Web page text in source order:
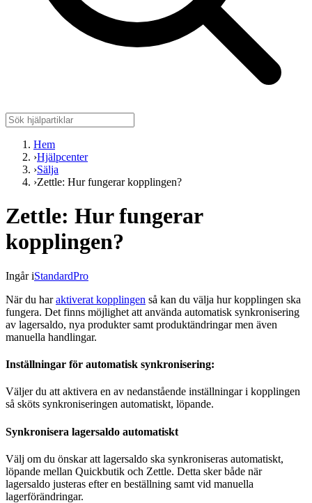
Hem
›Hjälpcenter
›Sälja
›Zettle: Hur fungerar kopplingen?
Zettle: Hur fungerar
kopplingen?
Ingår iStandardPro
När du haraktiverat kopplingen så kan du välja hur kopplingen ska
fungera. Det finns möjlighet att använda automatisk synkronisering
av lagersaldo, nya produkter samt produktändringar men även
manuella handlingar.
Inställningar för automatisk synkronisering:
Väljer du att aktivera en av nedanstående inställningar i kopplingen
så sköts synkroniseringen automatiskt, löpande.
Synkronisera lagersaldo automatiskt
Välj om du önskar att lagersaldo ska synkroniseras automatiskt,
löpande mellan Quickbutik och Zettle. Detta sker både när
lagersaldo justeras efter en beställning samt vid manuella
lagerförändringar.